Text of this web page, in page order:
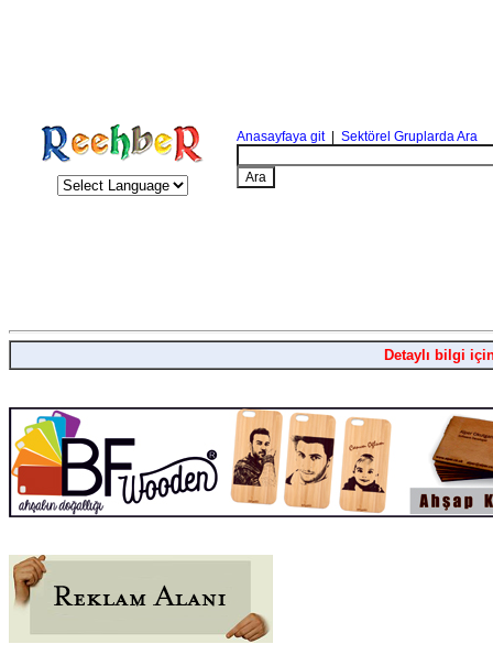
Anasayfaya git| Sektörel Gruplarda Ara
Detaylı bilgi